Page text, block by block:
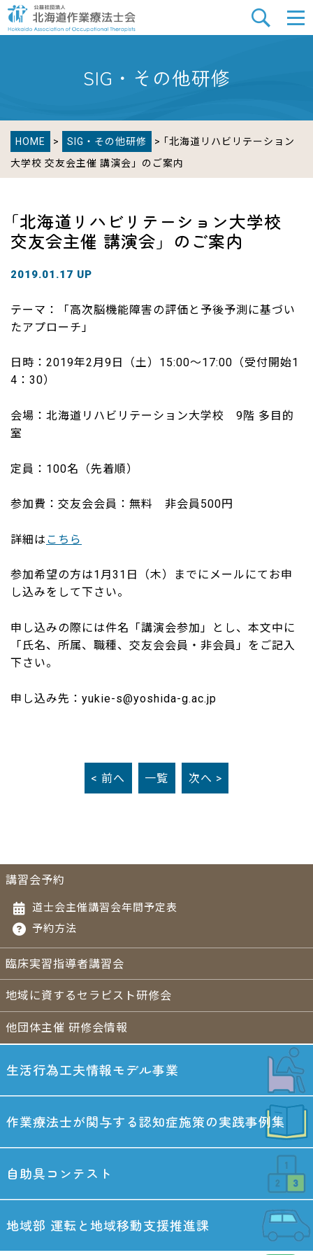
SIG・その他研修
HOME > SIG・その他研修
> ｢北海道リハビリテーション
大学校 交友会主催 講演会」のご案内
｢北海道リハビリテーション大学校
交友会主催 講演会」のご案内
2019.01.17 UP
テーマ：「高次脳機能障害の評価と予後予測に基づい
たアプローチ」
日時：2019年2月9日（土）15:00～17:00（受付開始1
4：30）
会場：北海道リハビリテーション大学校 9階 多目的
室
定員：100名（先着順）
参加費：交友会会員：無料 非会員500円
詳細は こちら
参加希望の方は1月31日（木）までにメールにてお申
し込みをして下さい。
申し込みの際には件名「講演会参加」とし、本文中に
「氏名、所属、職種、交友会会員・非会員」をご記入
下さい。
申し込み先：yukie-s@yoshida-g.ac.jp
< 前へ 一覧 次へ >
講習会予約
道士会主催講習会年間予定表
予約方法
臨床実習指導者講習会
地域に資するセラピスト研修会
他団体主催 研修会情報
生活行為工夫情報モデル事業
作業療法士が関与する認知症施策の実践事例集
自助具コンテスト
地域部 運転と地域移動支援推進課